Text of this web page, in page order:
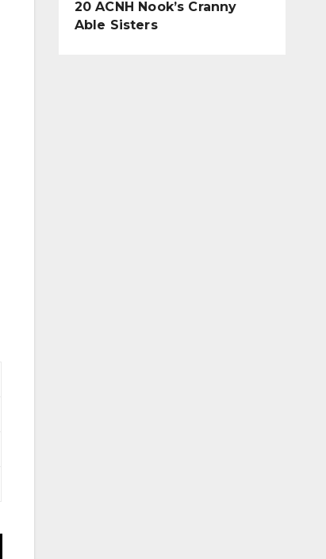
20 ACNH Nook’s Cranny
Able Sisters